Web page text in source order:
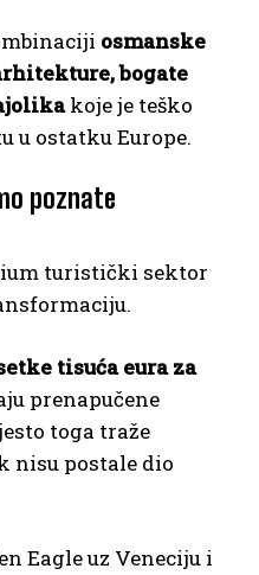
osmanske
bogate
koje je teško
u ostatku Europe.
poznate
turistički sektor
tisuća eura za
prenapučene
toga traže
nisu postale dio
Eagle uz Veneciju i